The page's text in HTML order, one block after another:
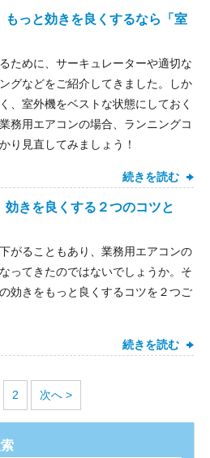
もっと効きを良くするなら「室
ために、サーキュレーターや適切な
グなどをご紹介してきました。しか
、室外機をベストな状態にしておく
務用エアコンの場合、ランニングコ
り見直してみましょう！
続きを読む
きを良くする２つのコツと
がることもあり、業務用エアコンの
ってきたのではないでしょうか。そ
効きをもっと良くするコツを２つご
続きを読む
2 次へ >